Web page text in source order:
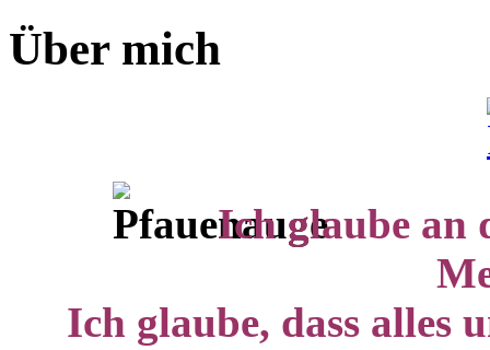
Über mich
Ich glaube an
Ich glaube, dass alles